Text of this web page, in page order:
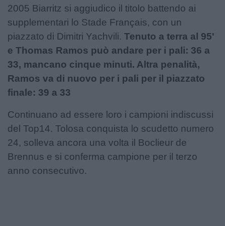
2005 Biarritz si aggiudico il titolo battendo ai
supplementari lo Stade Français, con un
piazzato di Dimitri Yachvili. Tenuto a terra al 95'
e Thomas Ramos può andare per i pali: 36 a
33, mancano cinque minuti. Altra penalità,
Ramos va di nuovo per i pali per il piazzato
finale: 39 a 33
Continuano ad essere loro i campioni indiscussi
del Top14. Tolosa conquista lo scudetto numero
24, solleva ancora una volta il Boclieur de
Brennus e si conferma campione per il terzo
anno consecutivo.